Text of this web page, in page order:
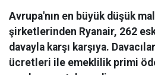
Avrupa'nın en büyük düşük
şirketlerinden Ryanair, 262
davayla karşı karşıya.
ücretleri ile emeklilik primi